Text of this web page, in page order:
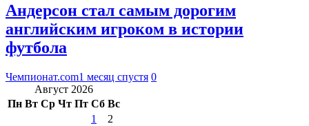
Андерсон стал самым дорогим
английским игроком в истории
футбола
Чемпионат.com1 месяц спустя 0
Август 2026
Пн Вт Ср Чт Пт Сб Вс
1
2